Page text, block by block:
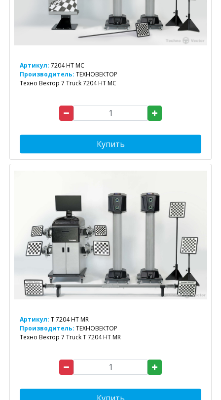
Артикул: 7204 HT MC
Производитель: ТЕХНОВЕКТОР
Техно Вектор 7 Truck 7204 HT MC
Купить
Артикул: T 7204 HT MR
Производитель: ТЕХНОВЕКТОР
Техно Вектор 7 Truck T 7204 HT MR